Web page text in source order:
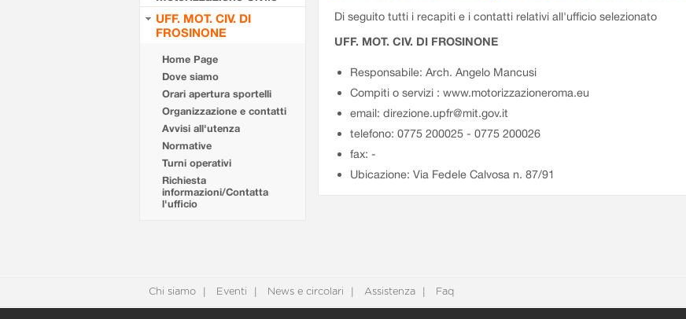
UFF. MOT. CIV. DI
FROSINONE
Home Page
Dove siamo
Orari apertura sportelli
Organizzazione e contatti
Avvisi all'utenza
Normative
Turni operativi
Richiesta
informazioni/Contatta
l'ufficio
Di seguito tutti i recapiti e i contatti relativi all'ufficio selezionato
UFF. MOT. CIV. DI FROSINONE
Responsabile: Arch. Angelo Mancusi
Compiti o servizi : www.motorizzazioneroma.eu
email: direzione.upfr@mit.gov.it
telefono: 0775 200025 - 0775 200026
fax: -
Ubicazione: Via Fedele Calvosa n. 87/91
Chi siamo Eventi News e circolari Assistenza Faq